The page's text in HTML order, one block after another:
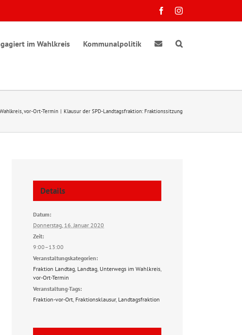
FacebookInstagram
im Wahlkreis Kommunalpolitik
vor-Ort-Termin Klausur der SPD-Landtagsfraktion: Fraktionssitzung
Details
Datum:
Donnerstag, 16. Januar 2020
Zeit:
9:00–13:00
Veranstaltungskategorien:
Fraktion Landtag Landtag Unterwegs im Wahlkreis
vor-Ort-Termin
Veranstaltung-Tags:
Fraktion-vor-Ort Fraktionsklausur, Landtagsfraktion